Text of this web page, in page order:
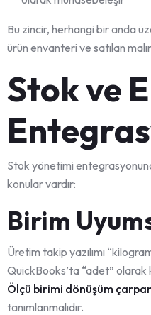
Bu zincir, herhangi bir anda
ürün envanteri ve satılan
Stok ve
Stok yönetimi
konular vardır:
Birim
Üretim takip yazılımı
QuickBooks’ta “adet”
Ölçü birimi dönüşüm
tanımlanmalıdır.